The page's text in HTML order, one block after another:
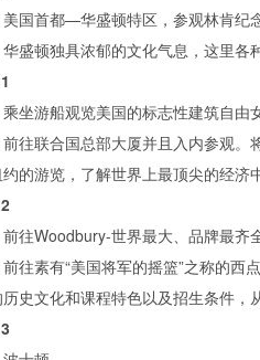
首都—华盛顿特区，参观林肯纪念
顿独具浓郁的文化气息，这里各
游船观览美国的标志性建筑自由女
联合国总部大厦并且入内参观。
的游览，了解世界上最顶尖的经济
Woodbury-世界最大、品牌最齐全
素有“美国将军的摇篮”之称的西
史文化和课程特色以及招生条件，